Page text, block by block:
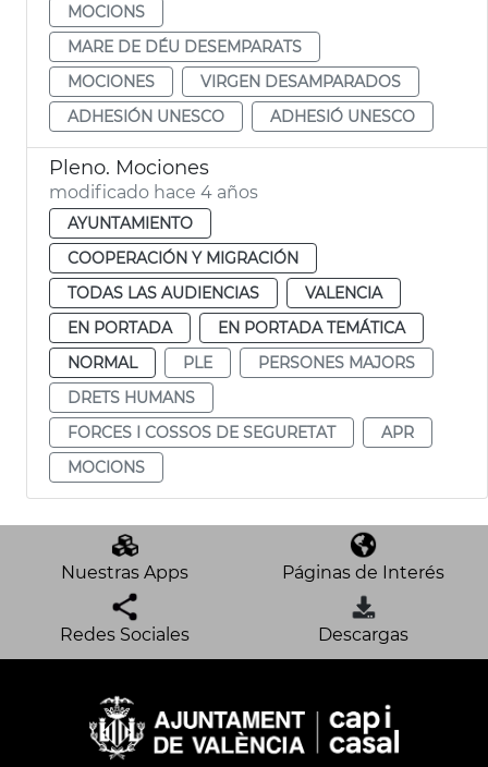
MOCIONS
MARE DE DÉU DESEMPARATS
MOCIONES
VIRGEN DESAMPARADOS
ADHESIÓN UNESCO
ADHESIÓ UNESCO
Pleno. Mociones
modificado hace 4 años
AYUNTAMIENTO
COOPERACIÓN Y MIGRACIÓN
TODAS LAS AUDIENCIAS
VALENCIA
EN PORTADA
EN PORTADA TEMÁTICA
NORMAL
PLE
PERSONES MAJORS
DRETS HUMANS
FORCES I COSSOS DE SEGURETAT
APR
MOCIONS
Nuestras Apps Páginas de Interés
Redes Sociales Descargas